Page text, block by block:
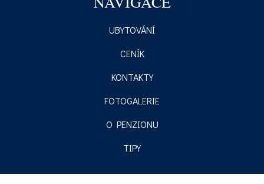
UBYTOVÁNÍ
CENÍK
KONTAKTY
FOTOGALERIE
O PENZIONU
TIPY